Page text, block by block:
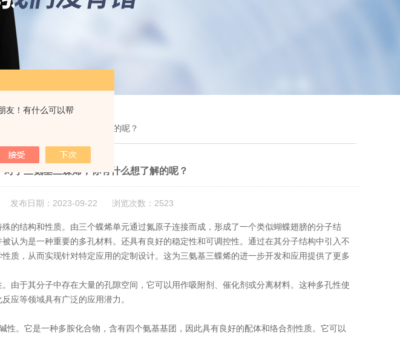
友！有什么可以帮
氨基三蝶烯，你有什么想了解的呢？
对于三氨基三蝶烯，你有什么想了解的呢？
发布日期：2023-09-22 浏览次数：2523
的结构和性质。由三个蝶烯单元通过氮原子连接而成，形成了一个类似蝴蝶翅膀的分子结
认为是一种重要的多孔材料。还具有良好的稳定性和可调控性。通过在其分子结构中引入不
质，从而实现针对特定应用的定制设计。这为三氨基三蝶烯的进一步开发和应用提供了更多
于其分子中存在大量的孔隙空间，它可以用作吸附剂、催化剂或分离材料。这种多孔性使
应等领域具有广泛的应用潜力。
。它是一种多胺化合物，含有四个氨基基团，因此具有良好的配体和络合剂性质。它可以